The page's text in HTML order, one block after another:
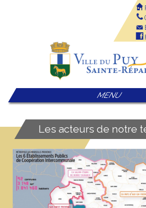
MENU
Les acteurs de notre